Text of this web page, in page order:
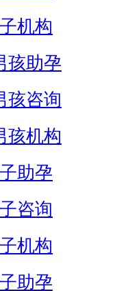
机构
孩助孕
孩咨询
孩机构
助孕
咨询
机构
助孕